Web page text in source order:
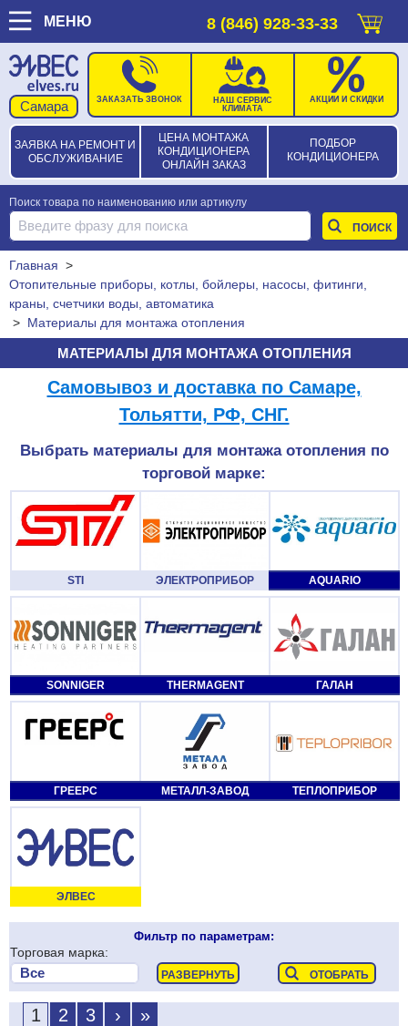
МЕНЮ 8 (846) 928-33-33
ЗАЯВКА НА РЕМОНТ И
ОБСЛУЖИВАНИЕ
ЦЕНА МОНТАЖА
КОНДИЦИОНЕРА
ОНЛАЙН ЗАКАЗ
ПОДБОР
КОНДИЦИОНЕРА
ЗАКАЗАТЬ ЗВОНОК
НАШ СЕРВИС
КЛИМАТА
АКЦИИ И СКИДКИ
Поиск товара по наименованию или артикулу
Главная >
Отопительные приборы, котлы, бойлеры, насосы, фитинги,
краны, счетчики воды, автоматика
> Материалы для монтажа отопления
МАТЕРИАЛЫ ДЛЯ МОНТАЖА ОТОПЛЕНИЯ
Самовывоз и доставка по Самаре,
Тольятти, РФ, СНГ.
Выбрать материалы для монтажа отопления по
торговой марке:
STI ЭЛЕКТРОПРИБОР AQUARIO
SONNIGER THERMAGENT ГАЛАН
ГРЕЕРС МЕТАЛЛ-ЗАВОД ТЕПЛОПРИБОР
ЭЛВЕС
Фильтр по параметрам:
Торговая марка:
1 2 3 › »